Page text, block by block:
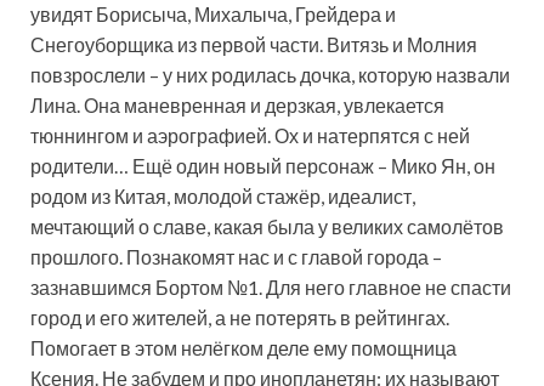
увидят Борисыча, Михалыча, Грейдера и
Снегоуборщика из первой части. Витязь и Молния
повзрослели – у них родилась дочка, которую назвали
Лина. Она маневренная и дерзкая, увлекается
тюннингом и аэрографией. Ох и натерпятся с ней
родители… Ещё один новый персонаж – Мико Ян, он
родом из Китая, молодой стажёр, идеалист,
мечтающий о славе, какая была у великих самолётов
прошлого. Познакомят нас и с главой города –
зазнавшимся Бортом №1. Для него главное не спасти
город и его жителей, а не потерять в рейтингах.
Помогает в этом нелёгком деле ему помощница
Ксения. Не забудем и про инопланетян: их называют